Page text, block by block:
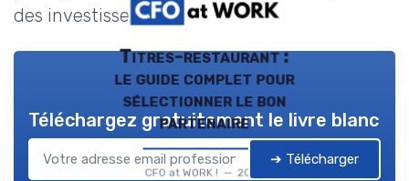
des investisseurs.
Titres-restaurant :
le guide complet pour
sélectionner le bon
partenaire
CFO at WORK ! — 2026
Téléchargez gratuitement le livre blanc
➔ Télécharger